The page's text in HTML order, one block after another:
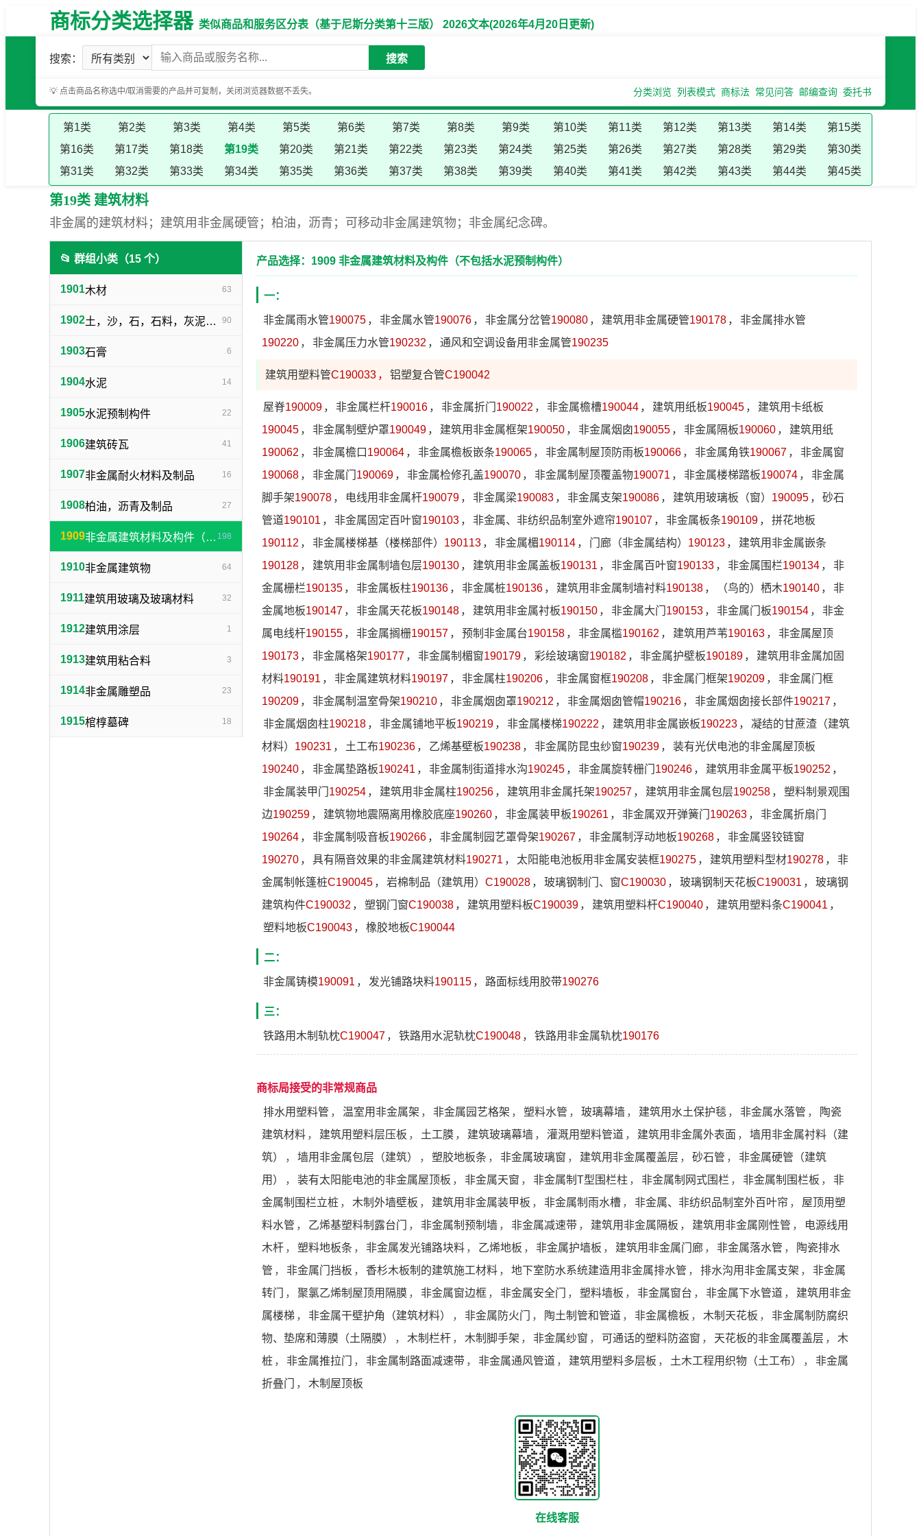
商标分类选择器类似商品和服务区分表（基于尼斯分类第十三版） 2026文本(2026年4月20日更新)
搜索： 搜索
💡 点击商品名称选中/取消需要的产品并可复制，关闭浏览器数据不丢失。 分类浏览 列表模式 商标法 常见问答 邮编查询 委托书
第1类 第2类 第3类 第4类 第5类 第6类 第7类 第8类 第9类 第10类 第11类 第12类 第13类 第14类
第15类
第16类
第17类 第18类 第19类 第20类 第21类 第22类 第23类 第24类 第25类 第26类 第27类 第28类 第29类
第30类
第31类
第32类 第33类 第34类 第35类 第36类 第37类 第38类 第39类 第40类 第41类 第42类 第43类 第44类 第45类
第19类 建筑材料
非金属的建筑材料；建筑用非金属硬管；柏油，沥青；可移动非金属建筑物；非金属纪念碑。
📂 群组小类（15 个）
1901木材 63
1902 土，沙，石，石料，灰泥，炉渣等建筑用料 90
1903石膏 6
1904水泥 14
1905水泥预制构件 22
1906建筑砖瓦 41
1907非金属耐火材料及制品 16
1908柏油，沥青及制品 27
1909 非金属建筑材料及构件（不包括水泥预制构件） 198
1910非金属建筑物 64
1911建筑用玻璃及玻璃材料 32
1912建筑用涂层 1
1913建筑用粘合料 3
1914非金属雕塑品 23
1915棺椁墓碑 18
产品选择：1909 非金属建筑材料及构件（不包括水泥预制构件）
一：
非金属雨水管190075 ， 非金属水管190076 ， 非金属分岔管190080 ， 建筑用非金属硬管190178 ，
非金属排水管
190220 ， 非金属压力水管190232 ， 通风和空调设备用非金属管190235
建筑用塑料管C190033 ， 铝塑复合管C190042
屋脊190009 ， 非金属栏杆190016 ， 非金属折门 190022 ， 非金属檐槽190044 ， 建筑用纸板190045 ，
建筑用卡纸板
190045 ， 非金属制壁炉罩190049 ， 建筑用非金属框架190050 ， 非金属烟囱190055 ， 非金属隔板190060 ，
建筑用纸
190062 ， 非金属檐口 190064 ， 非金属檐板嵌条190065 ， 非金属制屋顶防雨板190066 ， 非金属角铁190067 ，
非金属窗
190068 ， 非金属门 190069 ， 非金属检修孔盖190070 ， 非金属制屋顶覆盖物190071 ， 非金属楼梯踏板190074 ，
非金属
脚手架190078 ， 电线用非金属杆190079 ， 非金属梁190083 ， 非金属支架190086 ， 建筑用玻璃板（窗） 190095 ，
砂石
管道190101 ， 非金属固定百叶窗190103 ， 非金属、非纺织品制室外遮帘190107 ， 非金属板条190109 ，
拼花地板
190112 ， 非金属楼梯基（楼梯部件） 190113 ， 非金属楣190114 ， 门廊（非金属结构） 190123 ，
建筑用非金属嵌条
190128 ， 建筑用非金属制墙包层190130 ， 建筑用非金属盖板190131 ， 非金属百叶窗190133 ， 非金属围栏190134 ，
非
金属栅栏190135 ， 非金属板柱190136 ， 非金属桩190136 ， 建筑用非金属制墙衬料190138 ， （鸟的）栖木190140 ，
非
金属地板190147 ， 非金属天花板190148 ， 建筑用非金属衬板190150 ， 非金属大门 190153 ， 非金属门板190154 ，
非金
属电线杆190155 ， 非金属搁栅190157 ， 预制非金属台190158 ， 非金属槛190162 ， 建筑用芦苇190163 ，
非金属屋顶
190173 ， 非金属格架190177 ， 非金属制楣窗190179 ， 彩绘玻璃窗190182 ， 非金属护壁板190189 ，
建筑用非金属加固
材料190191 ， 非金属建筑材料190197 ， 非金属柱190206 ， 非金属窗框190208 ， 非金属门框架190209 ，
非金属门框
190209 ， 非金属制温室骨架190210 ， 非金属烟囱罩190212 ， 非金属烟囱管帽190216 ， 非金属烟囱接长部件190217 ，
非金属烟囱柱190218 ， 非金属铺地平板190219 ， 非金属楼梯190222 ， 建筑用非金属嵌板190223 ，
凝结的甘蔗渣（建筑
材料） 190231 ， 土工布190236 ， 乙烯基壁板190238 ， 非金属防昆虫纱窗190239 ，
装有光伏电池的非金属屋顶板
190240 ， 非金属垫路板190241 ， 非金属制街道排水沟190245 ， 非金属旋转栅门 190246 ， 建筑用非金属平板190252 ，
非金属装甲门 190254 ， 建筑用非金属柱190256 ， 建筑用非金属托架190257 ， 建筑用非金属包层190258 ，
塑料制景观围
边190259 ， 建筑物地震隔离用橡胶底座190260 ， 非金属装甲板190261 ， 非金属双开弹簧门 190263 ，
非金属折扇门
190264 ， 非金属制吸音板190266 ， 非金属制园艺罩骨架190267 ， 非金属制浮动地板190268 ，
非金属竖铰链窗
190270 ， 具有隔音效果的非金属建筑材料190271 ， 太阳能电池板用非金属安装框190275 ， 建筑用塑料型材190278 ，
非
金属制帐篷桩C190045 ， 岩棉制品（建筑用） C190028 ， 玻璃钢制门、窗C190030 ， 玻璃钢制天花板C190031 ，
玻璃钢
建筑构件C190032 ， 塑钢门窗C190038 ， 建筑用塑料板C190039 ， 建筑用塑料杆C190040 ， 建筑用塑料条C190041 ，
塑料地板C190043 ， 橡胶地板C190044
二：
非金属铸模190091 ， 发光铺路块料190115 ， 路面标线用胶带190276
三：
铁路用木制轨枕C190047 ， 铁路用水泥轨枕C190048 ， 铁路用非金属轨枕190176
商标局接受的非常规商品
排水用塑料管 ， 温室用非金属架 ， 非金属园艺格架 ， 塑料水管 ， 玻璃幕墙 ， 建筑用水土保护毯 ， 非金属水落管 ，
陶瓷
建筑材料 ， 建筑用塑料层压板 ， 土工膜 ， 建筑玻璃幕墙 ， 灌溉用塑料管道 ， 建筑用非金属外表面 ，
墙用非金属衬料（建
筑）
， 墙用非金属包层（建筑） ， 塑胶地板条 ， 非金属玻璃窗 ， 建筑用非金属覆盖层 ， 砂石管 ，
非金属硬管（建筑
用）
， 装有太阳能电池的非金属屋顶板 ， 非金属天窗 ， 非金属制T型围栏柱 ， 非金属制网式围栏 ， 非金属制围栏板 ，
非
金属制围栏立桩 ， 木制外墙壁板 ， 建筑用非金属装甲板 ， 非金属制雨水槽 ， 非金属、非纺织品制室外百叶帘 ，
屋顶用塑
料水管 ， 乙烯基塑料制露台门 ， 非金属制预制墙 ， 非金属减速带 ， 建筑用非金属隔板 ， 建筑用非金属刚性管 ，
电源线用
木杆 ， 塑料地板条 ， 非金属发光铺路块料 ， 乙烯地板 ， 非金属护墙板 ， 建筑用非金属门廊 ， 非金属落水管 ，
陶瓷排水
管 ， 非金属门挡板 ， 香杉木板制的建筑施工材料 ， 地下室防水系统建造用非金属排水管 ， 排水沟用非金属支架 ，
非金属
转门
， 聚氯乙烯制屋顶用隔膜 ， 非金属窗边框 ， 非金属安全门 ， 塑料墙板 ， 非金属窗台 ， 非金属下水管道 ，
建筑用非金
属楼梯 ， 非金属干壁护角（建筑材料） ， 非金属防火门 ， 陶土制管和管道 ， 非金属檐板 ， 木制天花板 ，
非金属制防腐织
物、垫席和薄膜（土隔膜）
， 木制栏杆 ， 木制脚手架 ， 非金属纱窗 ， 可通话的塑料防盗窗 ， 天花板的非金属覆盖层 ，
木
桩 ， 非金属推拉门 ， 非金属制路面减速带 ， 非金属通风管道 ， 建筑用塑料多层板 ， 土木工程用织物（土工布） ，
非金属
折叠门
， 木制屋顶板
在线客服